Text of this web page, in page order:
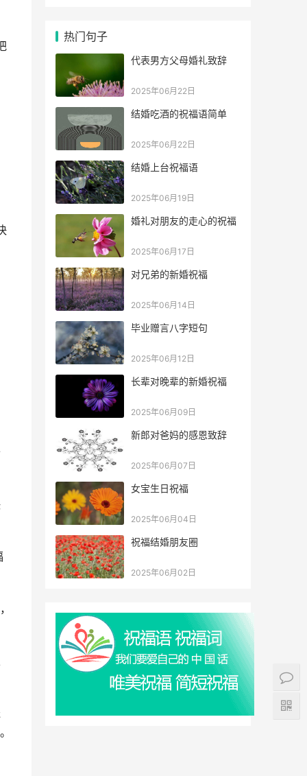
热门句子
代表男方父母婚礼致辞
2025年06月22日
结婚吃酒的祝福语简单
2025年06月22日
结婚上台祝福语
2025年06月19日
婚礼对朋友的走心的祝福
2025年06月17日
对兄弟的新婚祝福
2025年06月14日
毕业赠言八字短句
2025年06月12日
长辈对晚辈的新婚祝福
2025年06月09日
新郎对爸妈的感恩致辞
2025年06月07日
女宝生日祝福
2025年06月04日
祝福结婚朋友圈
2025年06月02日